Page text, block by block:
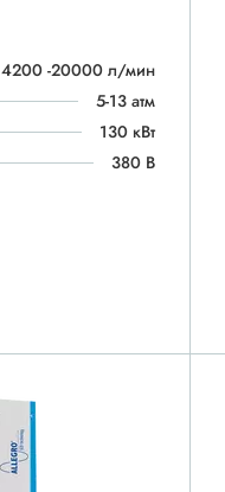
4200 -20000 л/мин
5-13 атм
130 кВт
380 В